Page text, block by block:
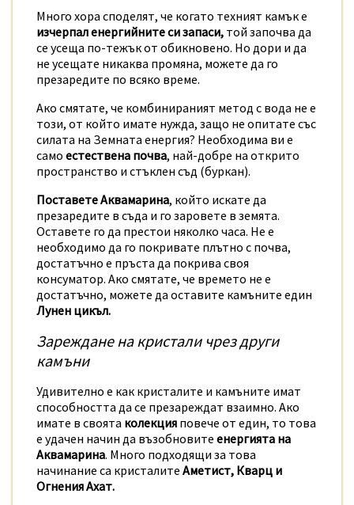
Много хора споделят, че когато техният камък е
изчерпал енергийните си запаси, той започва да
се усеща по-тежък от обикновено. Но дори и да
не усещате никаква промяна, можете да го
презаредите по всяко време.
Ако смятате, че комбинираният метод с вода не е
този, от който имате нужда, защо не опитате със
силата на Земната енергия? Необходима ви е
само естествена почва, най-добре на открито
пространство и стъклен съд (буркан).
Поставете Аквамарина, който искате да
презаредите в съда и го заровете в земята.
Оставете го да престои няколко часа. Не е
необходимо да го покривате плътно с почва,
достатъчно е пръста да покрива своя
консуматор. Ако смятате, че времето не е
достатъчно, можете да оставите камъните един
Лунен цикъл.
Зареждане на кристали чрез други
камъни
Удивително е как кристалите и камъните имат
способността да се презареждат взаимно. Ако
имате в своята колекция повече от един, то това
е удачен начин да възобновите енергията на
Аквамарина. Много подходящи за това
начинание са кристалите Аметист, Кварц и
Огнения Ахат.